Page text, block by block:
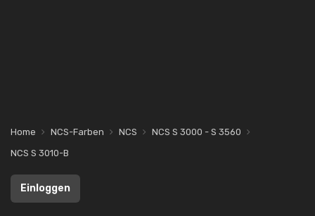
Home NCS-Farben NCS
NCS S 3000 - S 3560
NCS S 3010-B
Einloggen